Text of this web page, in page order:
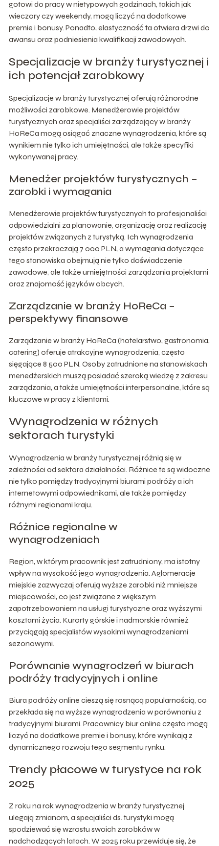
gotowi do pracy w nietypowych godzinach, takich jak
wieczory czy weekendy, mogą liczyć na dodatkowe
premie i bonusy. Ponadto, elastyczność ta otwiera drzwi do
awansu oraz podniesienia kwalifikacji zawodowych.
Specjalizacje w branży turystycznej i
ich potencjał zarobkowy
Specjalizacje w branży turystycznej oferują różnorodne
możliwości zarobkowe. Menedżerowie projektów
turystycznych oraz specjaliści zarządzający w branży
HoReCa mogą osiągać znaczne wynagrodzenia, które są
wynikiem nie tylko ich umiejętności, ale także specyfiki
wykonywanej pracy.
Menedżer projektów turystycznych –
zarobki i wymagania
Menedżerowie projektów turystycznych to profesjonaliści
odpowiedzialni za planowanie, organizację oraz realizację
projektów związanych z turystyką. Ich wynagrodzenia
często przekraczają 7 000 PLN, a wymagania dotyczące
tego stanowiska obejmują nie tylko doświadczenie
zawodowe, ale także umiejętności zarządzania projektami
oraz znajomość języków obcych.
Zarządzanie w branży HoReCa –
perspektywy finansowe
Zarządzanie w branży HoReCa (hotelarstwo, gastronomia,
catering) oferuje atrakcyjne wynagrodzenia, często
sięgające 8 500 PLN. Osoby zatrudnione na stanowiskach
menedżerskich muszą posiadać szeroką wiedzę z zakresu
zarządzania, a także umiejętności interpersonalne, które są
kluczowe w pracy z klientami.
Wynagrodzenia w różnych
sektorach turystyki
Wynagrodzenia w branży turystycznej różnią się w
zależności od sektora działalności. Różnice te są widoczne
nie tylko pomiędzy tradycyjnymi biurami podróży a ich
internetowymi odpowiednikami, ale także pomiędzy
różnymi regionami kraju.
Różnice regionalne w
wynagrodzeniach
Region, w którym pracownik jest zatrudniony, ma istotny
wpływ na wysokość jego wynagrodzenia. Aglomeracje
miejskie zazwyczaj oferują wyższe zarobki niż mniejsze
miejscowości, co jest związane z większym
zapotrzebowaniem na usługi turystyczne oraz wyższymi
kosztami życia. Kurorty górskie i nadmorskie również
przyciągają specjalistów wysokimi wynagrodzeniami
sezonowymi.
Porównanie wynagrodzeń w biurach
podróży tradycyjnych i online
Biura podróży online cieszą się rosnącą popularnością, co
przekłada się na wyższe wynagrodzenia w porównaniu z
tradycyjnymi biurami. Pracownicy biur online często mogą
liczyć na dodatkowe premie i bonusy, które wynikają z
dynamicznego rozwoju tego segmentu rynku.
Trendy płacowe w turystyce na rok
2025
Z roku na rok wynagrodzenia w branży turystycznej
ulegają zmianom, a specjaliści ds. turystyki mogą
spodziewać się wzrostu swoich zarobków w
nadchodzących latach. W 2025 roku przewiduje się, że